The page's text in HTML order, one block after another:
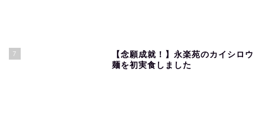
7
【念願成就！】永楽苑のカイシロウ
麺を初実食しました